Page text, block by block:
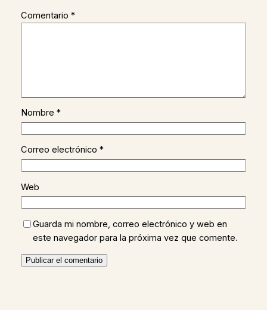
Comentario *
Nombre *
Correo electrónico *
Web
Guarda mi nombre, correo electrónico y web en
este navegador para la próxima vez que comente.